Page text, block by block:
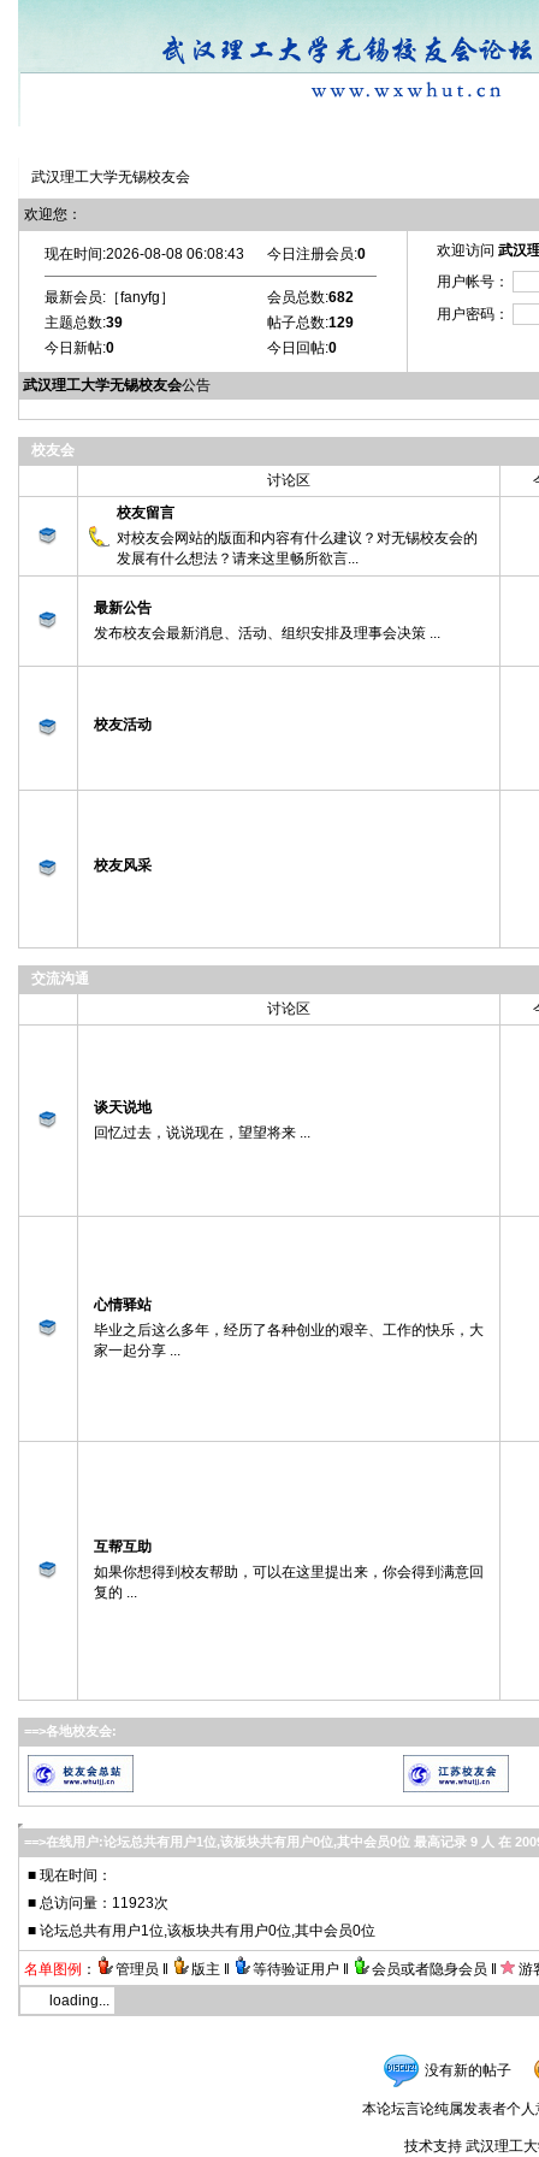
武汉理工大学无锡校友会
欢迎您：
现在时间:2026-08-08 06:08:43 今日注册会员:0
最新会员:［fanyfg ］ 会员总数:682
主题总数:39 帖子总数:129
今日新帖:0 今日回帖:0
欢迎访问 武汉
用户帐号：
用户密码：
武汉理工大学无锡校友会公告
校友会
讨论区
校友留言
对校友会网站的版面和内容有什么建议？对无锡校友会的
发展有什么想法？请来这里畅所欲言...
最新公告
发布校友会最新消息、活动、组织安排及理事会决策 ...
校友活动
校友风采
交流沟通
讨论区
谈天说地
回忆过去，说说现在，望望将来 ...
心情驿站
毕业之后这么多年，经历了各种创业的艰辛、工作的快乐，大
家一起分享 ...
互帮互助
如果你想得到校友帮助，可以在这里提出来，你会得到满意回
复的 ...
==>各地校友会:
==>在线用户:论坛总共有用户1位,该板块共有用户0位,其中会员0位 最高记录 9 人 在
■ 现在时间：
■ 总访问量： 11923次
■ 论坛总共有用户1位,该板块共有用户0位,其中会员0位
名单图例 ： 管理员 ‖ 版主 ‖ 等待验证用户 ‖ 会员或者隐身会员 ‖
游
loading...
没有新的帖子
本论坛言论纯属发表者个
技术支持 武汉理工